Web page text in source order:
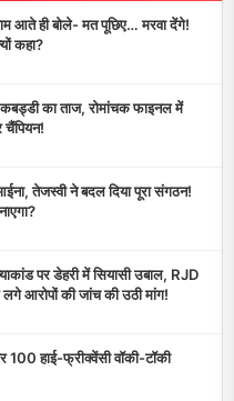
आते ही बोले- मत पूछिए… मरवा देंगे!
कहा?
का ताज, रोमांचक फाइनल में
चैंपियन!
तेजस्वी ने बदल दिया पूरा संगठन!
पर डेहरी में सियासी उबाल, RJD
लगे आरोपों की जांच की उठी मांग!
100 हाई-फ्रीक्वेंसी वॉकी-टॉकी